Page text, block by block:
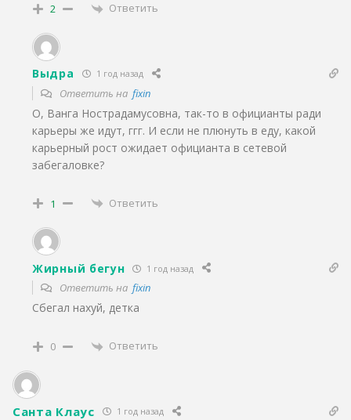
2 Ответить
Выдра 1 год назад
Ответить на fixin
О, Ванга Нострадамусовна, так-то в официанты ради
карьеры же идут, ггг. И если не плюнуть в еду, какой
карьерный рост ожидает официанта в сетевой
забегаловке?
1 Ответить
Жирный бегун 1 год назад
Ответить на fixin
Сбегал нахуй, детка
0 Ответить
Санта Клаус 1 год назад